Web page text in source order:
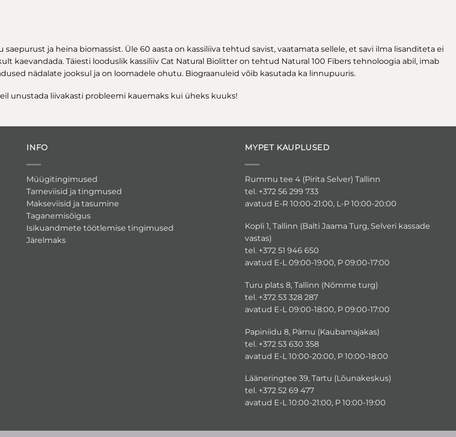
ja heina biomassist. Üle 60 aasta on kassiliiva tehtud savist, vaatamata sellele, et savi ilma lisanditeta ei
kaevandada. Täiesti looduslik kassiliiv Cat Natural Biolitter on tehtud Natural 100 Fibers tehnoloogia abil, imab
nädalate jooksul ja on loomadele ohutu. Biograanuleid võib kasutada ka linnupuuris.
unustada liivakasti probleemi kauemaks kui üheks kuuks!
INFO
Müügitingimused
Tarneviisid ja tingmused
Makseviisid ja tasumine
Taganemisõigus
Isikuandmete töötlemise tingimused
Järelmaks
MYPET KAUPLUSED
Rummu tee 4 (Pirita Selver) Tallinn
tel. +372 56 299 733
avatud E-R 10:00-21:00, L-P 10:00-20:00
Kopli 1, Tallinn (Balti Jaama Turg, Selveri kassade
vastas)
tel. +372 51 946 650
avatud E-L 09:00-19:00, P 09:00-17:00
Turu plats 8, Tallinn (Nõmme turg)
tel. +372 53 328 287
avatud E-L 09:00-18:00, P 09:00-17:00
Papiniidu 8, Pärnu (Kaubamajakas)
tel. +372 53 630 358
avatud E-L 10:00-20:00, P 10:00-18:00
Lääneringtee 39, Tartu (Lõunakeskus)
tel. +372 52 69 477
avatud E-L 10:00-21:00, P 10:00-19:00